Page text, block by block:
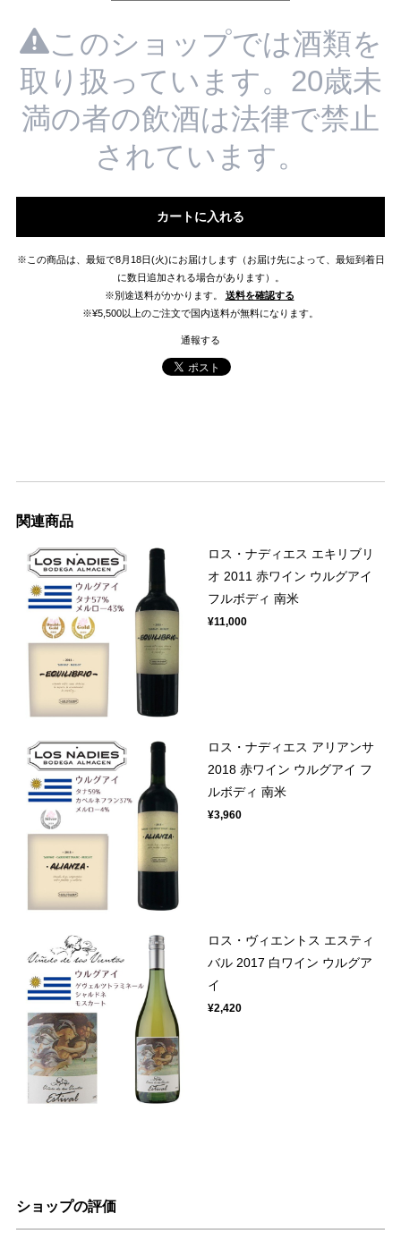
このショップでは酒類を
取り扱っています。20歳未
満の者の飲酒は法律で禁止
されています。
カートに入れる
※この商品は、最短で8月18日(火)にお届けします（お届け先によって、最短到着日
に数日追加される場合があります）。
※別途送料がかかります。
送料を確認する
※¥5,500以上のご注文で国内送料が無料になります。
通報する
関連商品
ロス・ナディエス エキリブリ
オ 2011 赤ワイン ウルグアイ
フルボディ 南米
¥11,000
ロス・ナディエス アリアンサ
2018 赤ワイン ウルグアイ フ
ルボディ 南米
¥3,960
ロス・ヴィエントス エスティ
バル 2017 白ワイン ウルグア
イ
¥2,420
ショップの評価